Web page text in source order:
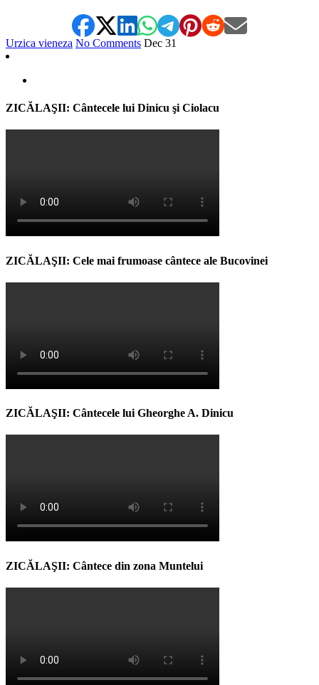
Urzica vieneza No Comments Dec 31
ZICĂLAŞII: Cântecele lui Dinicu şi Ciolacu
ZICĂLAŞII: Cele mai frumoase cântece ale Bucovinei
ZICĂLAŞII: Cântecele lui Gheorghe A. Dinicu
ZICĂLAŞII: Cântece din zona Muntelui